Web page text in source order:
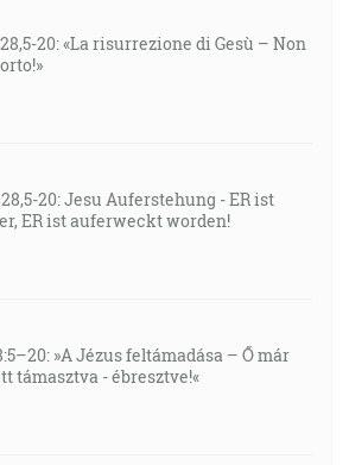
20: «La risurrezione di Gesù – Non
20: Jesu Auferstehung - ER ist
ER ist auferweckt worden!
»A Jézus feltámadása – Ő már
támasztva - ébresztve!«